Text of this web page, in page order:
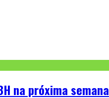
na próxima semana